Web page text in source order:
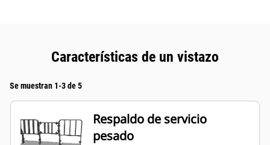
Características de un vistazo
Se muestran 1-3 de 5
Respaldo de servicio
pesado